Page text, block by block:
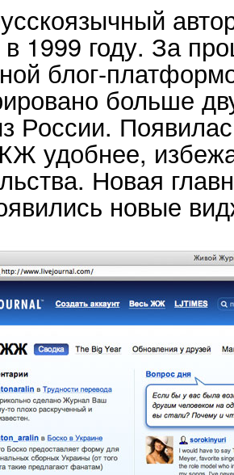
в 1999 году. За
блог-
больше
России.
удобнее,
Новая
новые